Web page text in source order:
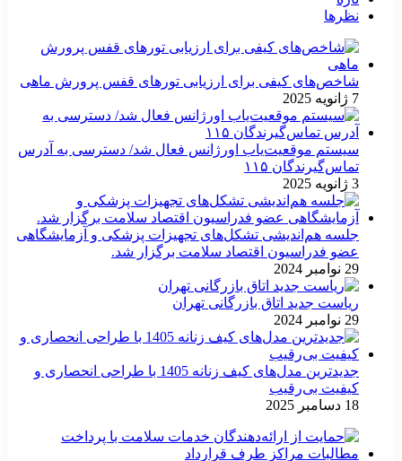
نظرها
شاخص‌های کیفی برای ارزیابی تورهای قفس پرورش ماهی
7 ژانویه 2025
سیستم موقعیت‌یاب اورژانس فعال شد/ دسترسی به آدرس
تماس‌گیرندگان ۱۱۵
3 ژانویه 2025
جلسه هم‌اندیشی تشکل‌های تجهیزات پزشکی و آزمایشگاهی
عضو فدراسیون اقتصاد سلامت برگزار شد.
29 نوامبر 2024
ریاست جدید اتاق بازرگانی تهران
29 نوامبر 2024
جدیدترین مدل‌های کیف زنانه 1405 با طراحی انحصاری و
کیفیت بی‌رقیب
18 دسامبر 2025